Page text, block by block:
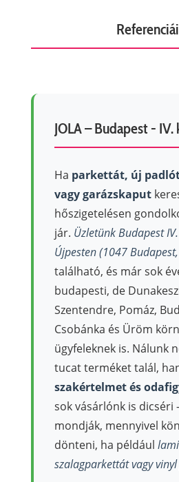
JOLA – Budapest -
Ha parkettát, új
vagy garázskaput
hőszigetelésen
jár. Üzletünk Budapest
Újpesten (1047
található, és már sok
budapesti, de
Szentendre, Pomáz,
Csobánka és Üröm
ügyfeleknek is. Nálunk
tucat terméket talál,
szakértelmet és
sok vásárlónk is dicséri
mondják, mennyivel
dönteni, ha például
szalagparkettát vagy